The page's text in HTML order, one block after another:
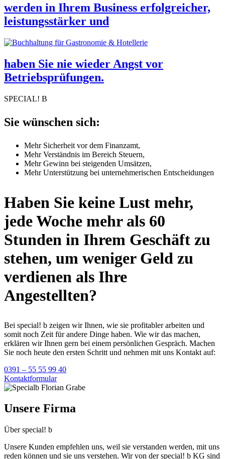
werden in Ihrem Business erfolgreicher,
leistungsstärker und
haben Sie nie wieder Angst vor
Betriebsprüfungen.
SPECIAL! B
Sie wünschen sich:
Mehr Sicherheit vor dem Finanzamt,
Mehr Verständnis im Bereich Steuern,
Mehr Gewinn bei steigenden Umsätzen,
Mehr Unterstützung bei unternehmerischen Entscheidungen
Haben Sie keine Lust mehr,
jede Woche mehr als 60
Stunden in Ihrem Geschäft zu
stehen, um weniger Geld zu
verdienen als Ihre
Angestellten?
Bei special! b zeigen wir Ihnen, wie sie profitabler arbeiten und
somit noch Zeit für andere Dinge haben. Wie wir das machen,
erklären wir Ihnen gern bei einem persönlichen Gespräch. Machen
Sie noch heute den ersten Schritt und nehmen mit uns Kontakt auf:
0391 – 55 55 99 40
Kontaktformular
Unsere Firma
Über special! b
Unsere Kunden empfehlen uns, weil sie verstanden werden, mit uns
reden können und sie uns verstehen. Wir von der special! b KG sind